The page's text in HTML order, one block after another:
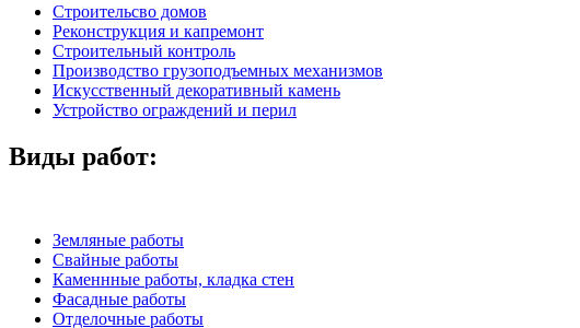
Строительсво домов
Реконструкция и капремонт
Строительный контроль
Производство грузоподъемных механизмов
Искусственный декоративный камень
Устройство ограждений и перил
Виды работ:
Земляные работы
Свайные работы
Каменнные работы, кладка стен
Фасадные работы
Отделочные работы